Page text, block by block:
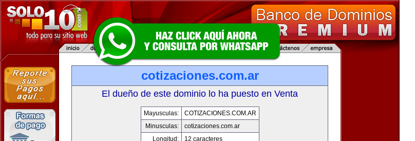
cotizaciones.com.ar
El dueño de este dominio lo ha puesto en Venta
Mayusculas:
COTIZACIONES.COM.AR
Minusculas:
cotizaciones.com.ar
Longitud:
12 caracteres